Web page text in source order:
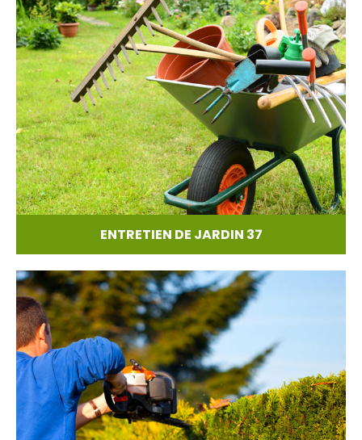
ENTRETIEN DE JARDIN 37